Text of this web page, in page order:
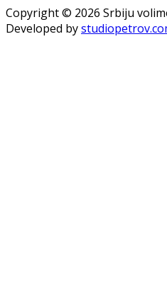
Copyright © 2026 Srbiju
Developed by